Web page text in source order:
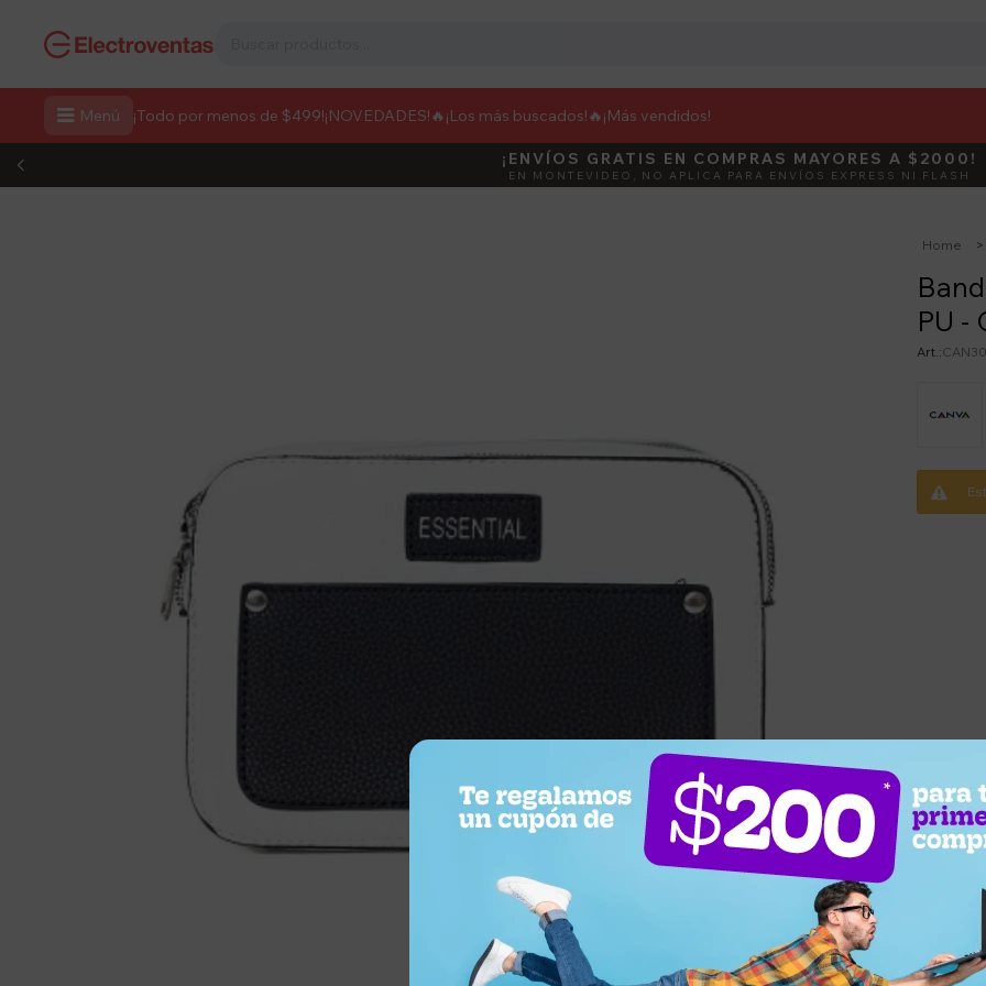
 Menú ¡Todo por menos de $499!¡NOVEDADES! 🔥¡Los más buscados!🔥 ¡Más vendidos!
DEBUT ACTIVÁ
¡ENVÍOS GRATIS EN COMPRAS MAYORES A $2000!
EN MONTEVIDEO, NO APLICA PARA ENVÍOS EXPRESS NI FLASH
Home
PU -